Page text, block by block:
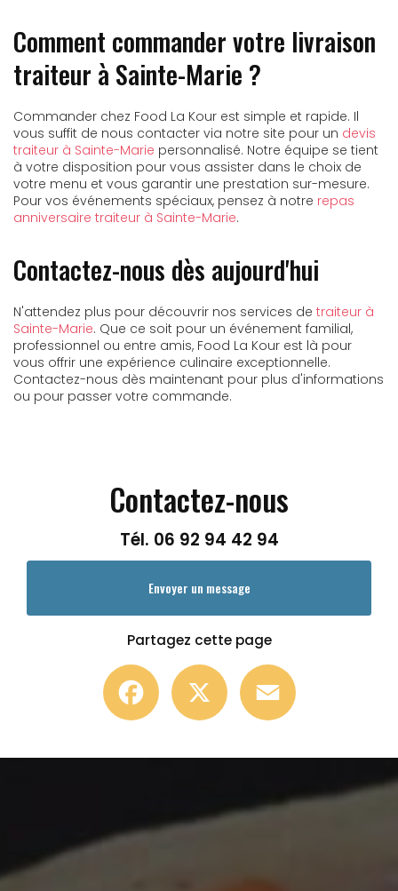
Comment commander votre livraison
traiteur à Sainte-Marie ?
Commander chez Food La Kour est simple et rapide. Il
vous suffit de nous contacter via notre site pour un devis
traiteur à Sainte-Marie personnalisé. Notre équipe se tient
à votre disposition pour vous assister dans le choix de
votre menu et vous garantir une prestation sur-mesure.
Pour vos événements spéciaux, pensez à notre repas
anniversaire traiteur à Sainte-Marie.
Contactez-nous dès aujourd'hui
N'attendez plus pour découvrir nos services de traiteur à
Sainte-Marie. Que ce soit pour un événement familial,
professionnel ou entre amis, Food La Kour est là pour
vous offrir une expérience culinaire exceptionnelle.
Contactez-nous dès maintenant pour plus d'informations
ou pour passer votre commande.
Contactez-nous
Tél. 06 92 94 42 94
Envoyer un message
Partagez cette page
Facebook